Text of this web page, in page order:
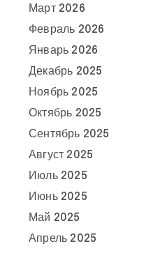
Март 2026
Февраль 2026
Январь 2026
Декабрь 2025
Ноябрь 2025
Октябрь 2025
Сентябрь 2025
Август 2025
Июль 2025
Июнь 2025
Май 2025
Апрель 2025